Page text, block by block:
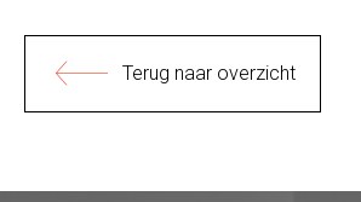
Terug naar overzicht